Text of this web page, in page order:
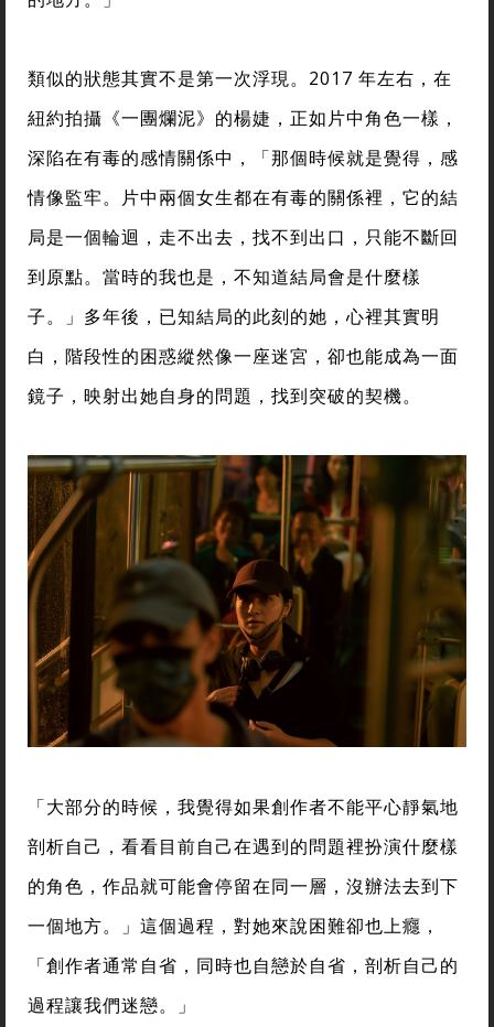
類似的狀態其實不是第一次浮現。2017 年左右，在
紐約拍攝《一團爛泥》的楊婕，正如片中角色一樣，
深陷在有毒的感情關係中，「那個時候就是覺得，感
情像監牢。片中兩個女生都在有毒的關係裡，它的結
局是一個輪迴，走不出去，找不到出口，只能不斷回
到原點。當時的我也是，不知道結局會是什麼樣
子。」多年後，已知結局的此刻的她，心裡其實明
白，階段性的困惑縱然像一座迷宮，卻也能成為一面
鏡子，映射出她自身的問題，找到突破的契機。
「大部分的時候，我覺得如果創作者不能平心靜氣地
剖析自己，看看目前自己在遇到的問題裡扮演什麼樣
的角色，作品就可能會停留在同一層，沒辦法去到下
一個地方。」這個過程，對她來說困難卻也上癮，
「創作者通常自省，同時也自戀於自省，剖析自己的
過程讓我們迷戀。」